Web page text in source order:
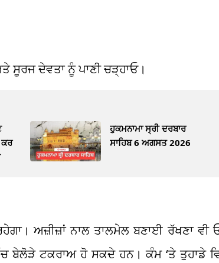
ਸੂਰਜ ਦੇਵਤਾ ਨੂੰ ਪਾਣੀ ਚੜ੍ਹਾਓ।
ਹੁਕਮਨਾਮਾ ਸ੍ਰੀ ਦਰਬਾਰ
ਸਾਹਿਬ 6 ਅਗਸਤ 2026
ਅਜ਼ੀਜ਼ਾਂ ਨਾਲ ਤਾਲਮੇਲ ਬਣਾਈ ਰੱਖਣਾ ਵੀ
ਬੇਲੋੜੇ ਟਕਰਾਅ ਹੋ ਸਕਦੇ ਹਨ। ਕੰਮ ‘ਤੇ ਤੁਹਾਡੇ